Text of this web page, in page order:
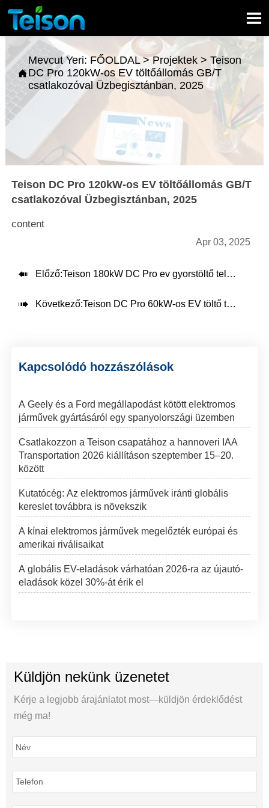


Mevcut Yeri: FŐOLDAL>Projektek> Teison
DC Pro 120kW-os EV töltőállomás GB/T
csatlakozóval Üzbegisztánban, 2025
Teison DC Pro 120kW-os EV töltőállomás GB/T
csatlakozóval Üzbegisztánban, 2025
content
Apr 03, 2025
 Előző:Teison 180kW DC Pro ev gyorstöltő telepítése Romániában, 2025
 Következő:Teison DC Pro 60kW-os EV töltő telepítve Svájcban，2025
Kapcsolódó hozzászólások
A Geely és a Ford megállapodást kötött elektromos
járművek gyártásáról egy spanyolországi üzemben
Csatlakozzon a Teison csapatához a hannoveri IAA
Transportation 2026 kiállításon szeptember 15–20.
között
Kutatócég: Az elektromos járművek iránti globális
kereslet továbbra is növekszik
A kínai elektromos járművek megelőzték európai és
amerikai riválisaikat
A globális EV-eladások várhatóan 2026-ra az újautó-
eladások közel 30%-át érik el
Küldjön nekünk üzenetet
Kérje a legjobb árajánlatot most—küldjön érdeklődést
még ma!